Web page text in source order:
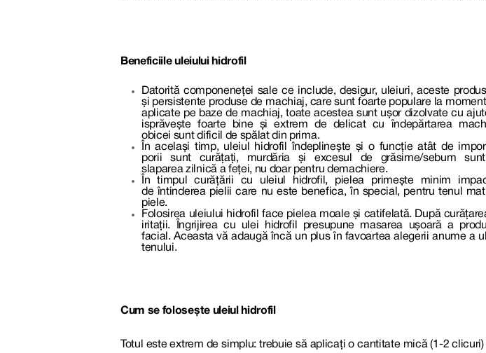
Beneficiile uleiului hidrofil
Datorită componeneței sale ce include, desigur, uleiuri, aceste
și persistente produse de machiaj, care sunt foarte populare la
aplicate pe baze de machiaj, toate acestea sunt ușor dizolvate cu
isprăvește foarte bine și extrem de delicat cu îndepărtarea
obicei sunt dificil de spălat din prima.
În același timp, uleiul hidrofil îndeplinește și o funcție atât de
porii sunt curățați, murdăria și excesul de grăsime/sebum
slaparea zilnică a feței, nu doar pentru demachiere.
În timpul curățării cu uleiul hidrofil, pielea primește minim
de întinderea pielii care nu este benefica, în special, pentru tenul
piele.
Folosirea uleiului hidrofil face pielea moale și catifelată. După
iritații. Îngrijirea cu ulei hidrofil presupune masarea ușoară a
facial. Aceasta vă adaugă încă un plus în favoartea alegerii anume a
tenului.
Cum se folosește uleiul hidrofil
Totul este extrem de simplu: trebuie să aplicați o cantitate mică (1-2